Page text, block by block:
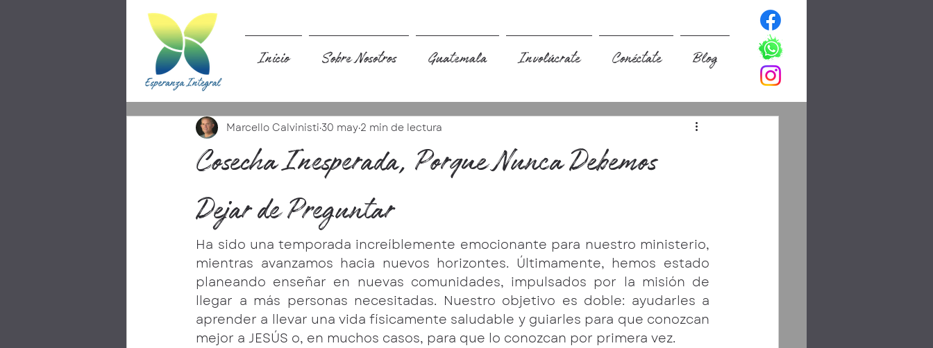
Inicio Sobre Nosotros Guatemala Involúcrate Conéctate Blog
Cosecha Inesperada, Porque Nunca Debemos
Dejar de Preguntar
Marcello Calvinisti 30 may 2 min de lectura
Ha sido una temporada increíblemente emocionante para nuestro ministerio,
mientras avanzamos hacia nuevos horizontes. Últimamente, hemos estado
planeando enseñar en nuevas comunidades, impulsados ​​por la misión de
llegar a más personas necesitadas. Nuestro objetivo es doble: ayudarles a
aprender a llevar una vida físicamente saludable y guiarles para que conozcan
mejor a JESÚS o, en muchos casos, para que lo conozcan por primera vez.